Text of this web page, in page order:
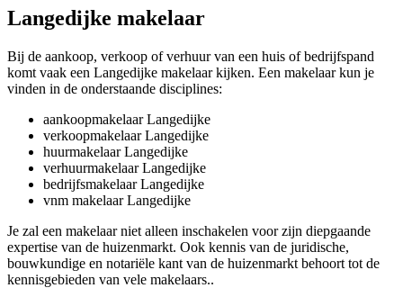
Langedijke makelaar
Bij de aankoop, verkoop of verhuur van een huis of bedrijfspand
komt vaak een Langedijke makelaar kijken. Een makelaar kun je
vinden in de onderstaande disciplines:
aankoopmakelaar Langedijke
verkoopmakelaar Langedijke
huurmakelaar Langedijke
verhuurmakelaar Langedijke
bedrijfsmakelaar Langedijke
vnm makelaar Langedijke
Je zal een makelaar niet alleen inschakelen voor zijn diepgaande
expertise van de huizenmarkt. Ook kennis van de juridische,
bouwkundige en notariële kant van de huizenmarkt behoort tot de
kennisgebieden van vele makelaars..